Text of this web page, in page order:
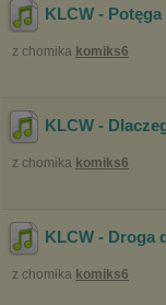
KLCW -
z chomika komiks6
KLCW -
z chomika komiks6
KLCW - Droga
z chomika komiks6